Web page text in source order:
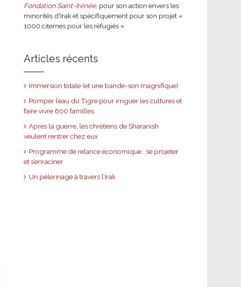
Fondation Saint-Irénée, pour son action envers les
minorités d'Irak et spécifiquement pour son projet «
1000 citernes pour les réfugiés ».
Articles récents
Immersion totale (et une bande-son magnifique)
Pomper l’eau du Tigre pour irriguer les cultures et
faire vivre 600 familles
Après la guerre, les chrétiens de Sharanish
veulent rentrer chez eux
Programme de relance économique : se projeter
et s’enraciner
Un pèlerinage à travers l’Irak